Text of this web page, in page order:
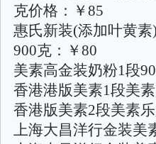
克价格：￥85
惠氏新装(添加叶黄
900克：￥80
美素高金装奶粉1段
香港港版美素1段美
香港版美素2段美素
上海大昌洋行金装美